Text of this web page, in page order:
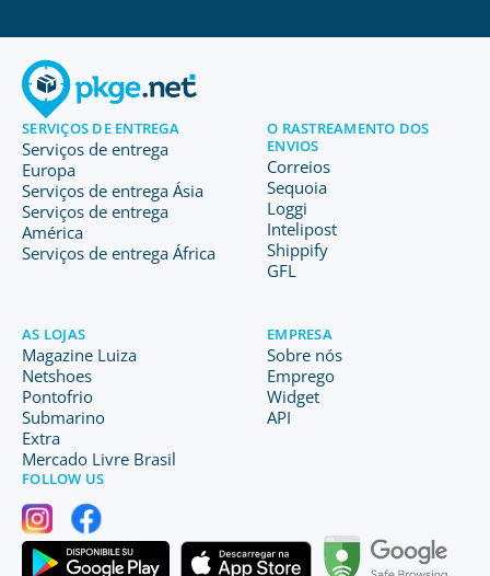
SERVIÇOS DE ENTREGA
Serviços de entrega
Europa
Serviços de entrega Ásia
Serviços de entrega
América
Serviços de entrega África
O RASTREAMENTO DOS
ENVIOS
Correios
Sequoia
Loggi
Intelipost
Shippify
GFL
AS LOJAS
Magazine Luiza
Netshoes
Pontofrio
Submarino
Extra
Mercado Livre Brasil
EMPRESA
Sobre nós
Emprego
Widget
API
FOLLOW US